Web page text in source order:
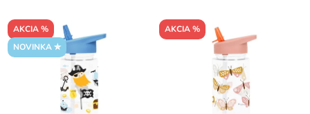
AKCIA %
NOVINKA ✮
AKCIA %